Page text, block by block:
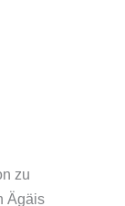
zu
Ägäis